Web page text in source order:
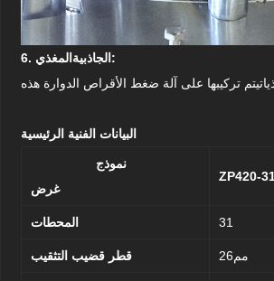
6. الجاذبية المغذي:
البيانات الفنية الرئيسية
نموذج
غرض
ZP420-
المحطات 31
قطر قضيب التثقيب 26مم